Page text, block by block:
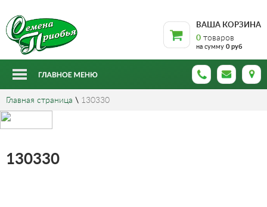
ВАША КОРЗИНА
0 товаров
на сумму 0 руб
Главная страница \ 130330
130330